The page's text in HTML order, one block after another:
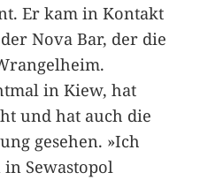
Er kam in Kontakt
Nova Bar, der die
in Kiew, hat
und hat auch die
gesehen. »Ich
Sewastopol